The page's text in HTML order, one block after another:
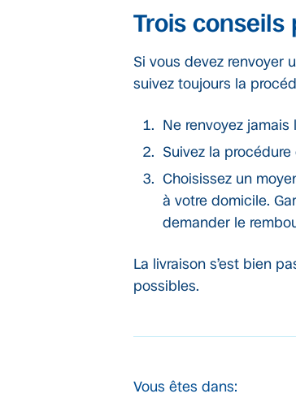
Trois
Si vous devez renvoyer
suivez toujours la
Ne renvoyez jamais
Suivez la
Choisissez un
à votre domicile.
demander le
La livraison s’est bien
possibles.
Vous êtes dans: